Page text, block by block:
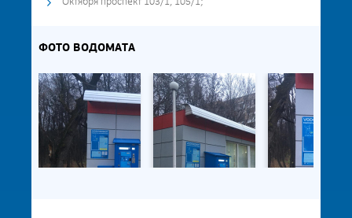
ФОТО ВОДОМАТА